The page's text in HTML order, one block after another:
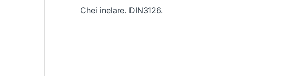
Chei inelare. DIN3126.